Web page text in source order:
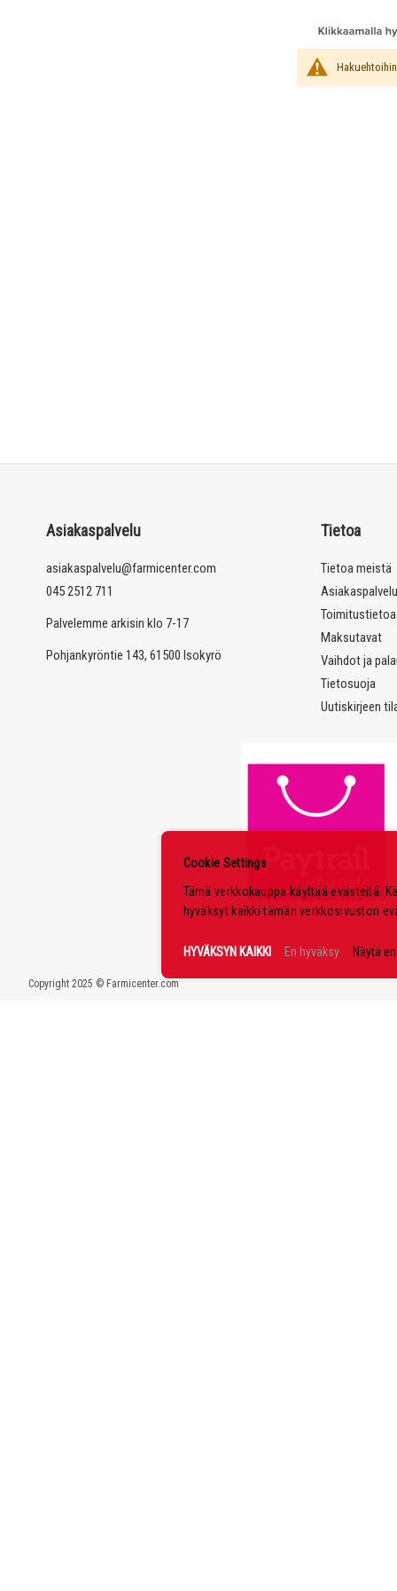
Asiakaspalvelu
asiakaspalvelu@farmicenter.com
045 2512 711
Palvelemme arkisin klo 7-17
Pohjankyröntie 143, 61500 Isokyrö
Tietoa
Tietoa meistä
Asiakaspalvelu
Toimitustietoa
Maksutavat
Vaihdot ja
Tietosuoja
Uutiskirjeen
Copyright 2025 © Farmicenter.com
Cookie Settings
Tämä verkkokauppa käyttää evästeitä.
hyväksyt kaikki tämän verkkosivuston
HYVÄKSYN KAIKKI En hyväksy Näytä